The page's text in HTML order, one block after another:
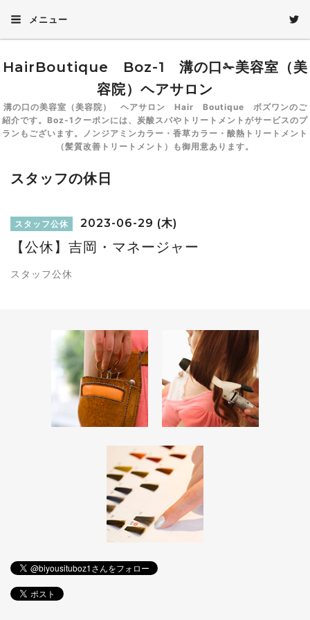
メニュー
HairBoutique Boz-1 溝の口✁美容室（美
容院）ヘアサロン
溝の口の美容室（美容院） ヘアサロン Hair Boutique ボズワンのご
紹介です。Boz-1クーポンには、炭酸スパやトリートメントがサービスのプ
ランもございます。ノンジアミンカラー・香草カラー・酸熱トリートメント
（髪質改善トリートメント）も御用意あります。
スタッフの休日
スタッフ公休 2023-06-29 (木)
【公休】吉岡・マネージャー
スタッフ公休